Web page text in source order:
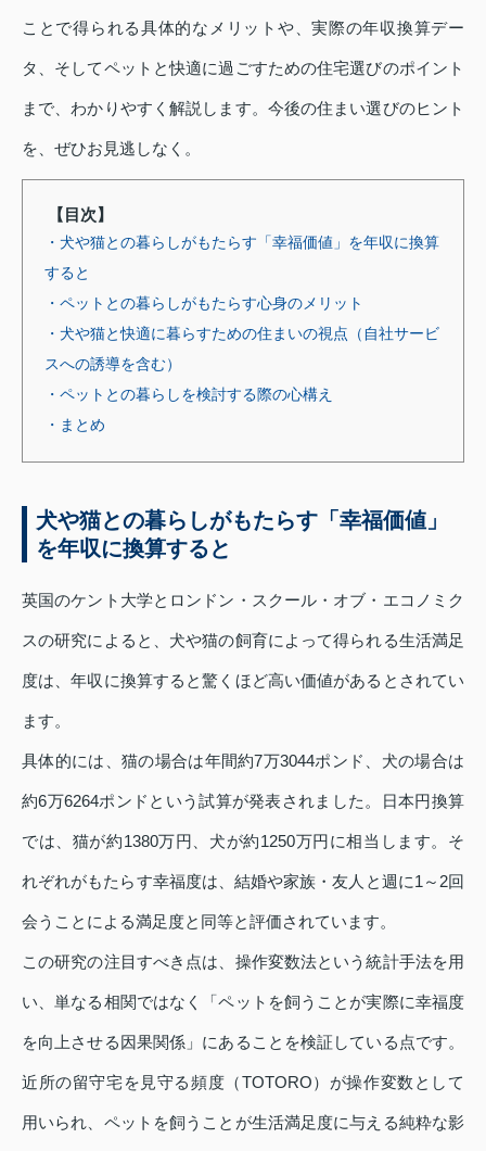
ことで得られる具体的なメリットや、実際の年収換算デー
タ、そしてペットと快適に過ごすための住宅選びのポイント
まで、わかりやすく解説します。今後の住まい選びのヒント
を、ぜひお見逃しなく。
【目次】
・犬や猫との暮らしがもたらす「幸福価値」を年収に換算
すると
・ペットとの暮らしがもたらす心身のメリット
・犬や猫と快適に暮らすための住まいの視点（自社サービ
スへの誘導を含む）
・ペットとの暮らしを検討する際の心構え
・まとめ
犬や猫との暮らしがもたらす「幸福価値」
を年収に換算すると
英国のケント大学とロンドン・スクール・オブ・エコノミク
スの研究によると、犬や猫の飼育によって得られる生活満足
度は、年収に換算すると驚くほど高い価値があるとされてい
ます。
具体的には、猫の場合は年間約7万3044ポンド、犬の場合は
約6万6264ポンドという試算が発表されました。日本円換算
では、猫が約1380万円、犬が約1250万円に相当します。そ
れぞれがもたらす幸福度は、結婚や家族・友人と週に1～2回
会うことによる満足度と同等と評価されています。
この研究の注目すべき点は、操作変数法という統計手法を用
い、単なる相関ではなく「ペットを飼うことが実際に幸福度
を向上させる因果関係」にあることを検証している点です。
近所の留守宅を見守る頻度（TOTORO）が操作変数として
用いられ、ペットを飼うことが生活満足度に与える純粋な影